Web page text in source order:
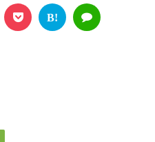
B!